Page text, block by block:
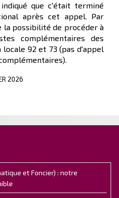
que c'était terminé
après cet appel. Par
la possibilité de procéder à
complémentaires des
92 et 73 (pas d'appel
2026
et Foncier) : notre